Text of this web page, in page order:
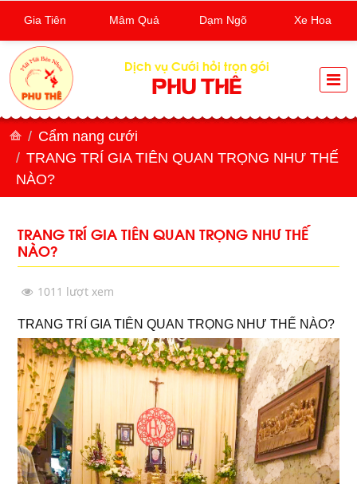
Dịch vụ Cưới hỏi trọn gói
PHU THÊ
Cẩm nang cưới
TRANG TRÍ GIA TIÊN QUAN TRỌNG NHƯ THẾ
NÀO?
TRANG TRÍ GIA TIÊN QUAN TRỌNG NHƯ THẾ
NÀO?
1011 lượt xem
TRANG TRÍ GIA TIÊN QUAN TRỌNG NHƯ THẾ NÀO?
Gia Tiên Mâm Quả Dạm Ngõ Xe Hoa